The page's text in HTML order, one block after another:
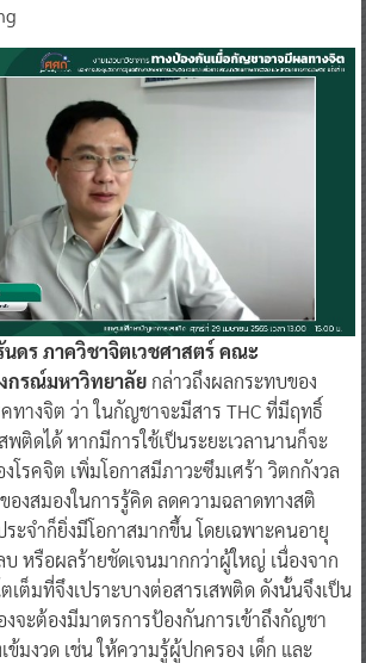
ดร ภาควิชาจิตเวชศาสตร์ คณะ
กรณ์มหาวิทยาลัยกล่าวถึงผลกระทบของ
ทางจิต ว่า ในกัญชาจะมีสาร THC ที่มีฤทธิ์
พติดได้ หากมีการใช้เป็นระยะเวลานานก็จะ
โรคจิต เพิ่มโอกาสมีภาวะซึมเศร้า วิตกกังวล
องสมองในการรู้คิด ลดความฉลาดทางสติ
ะจำก็ยิ่งมีโอกาสมากขึ้น โดยเฉพาะคนอายุ
หรือผลร้ายชัดเจนมากกว่าผู้ใหญ่ เนื่องจาก
เต็มที่จึงเปราะบางต่อสารเสพติด ดังนั้นจึงเป็น
จะต้องมีมาตรการป้องกันการเข้าถึงกัญชา
ข้มงวด เช่น ให้ความรู้ผู้ปกครอง เด็ก และ